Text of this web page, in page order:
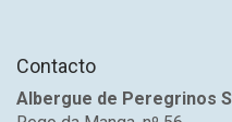
Contacto
Albergue de Peregrinos